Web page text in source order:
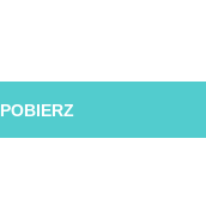
POBIERZ